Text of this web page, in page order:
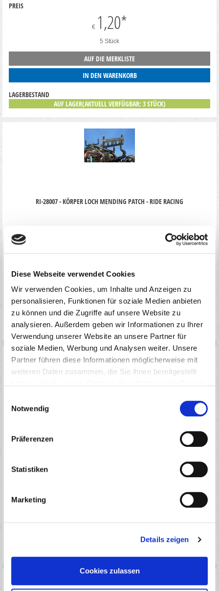
Diese Webseite verwendet Cookies
Wir verwenden Cookies, um Inhalte und Anzeigen zu
personalisieren, Funktionen für soziale Medien anbieten
zu können und die Zugriffe auf unsere Website zu
analysieren. Außerdem geben wir Informationen zu Ihrer
Verwendung unserer Website an unsere Partner für
soziale Medien, Werbung und Analysen weiter. Unsere
Partner führen diese Informationen möglicherweise mit
weiteren Daten zusammen, die Sie ihnen bereitgestellt
Notwendig
Präferenzen
Statistiken
Marketing
Details zeigen
Cookies zulassen
PREIS
€ 1,20*
5 Stück
AUF DIE MERKLISTE
IN DEN WARENKORB
LAGERBESTAND
AUF LAGER(AKTUELL VERFÜGBAR: 3 STÜCK)
RI-28007 - KÖRPER LOCH MENDING PATCH - RIDE RACING
IN DEN WARENKORB
LAGERBESTAND
AUF LAGER(AKTUELL VERFÜGBAR: 6 STÜCK)
IN DEN WARENKORB